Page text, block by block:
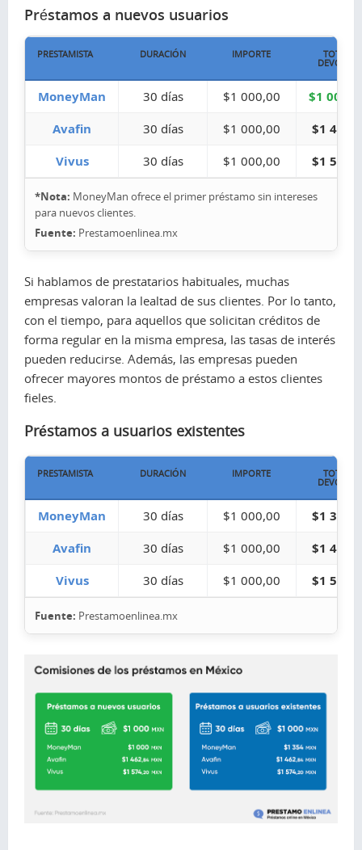
Préstamos a nuevos usuarios
PRESTAMISTA DURACIÓN IMPORTE TOTAL A
DEVOLVER
MoneyMan 30 días $1 000,00
$1
Avafin
30 días $1 000,00
$1
Vivus
30 días $1 000,00 $1
*Nota: MoneyMan ofrece el primer préstamo sin intereses
para nuevos clientes.
Fuente: Prestamoenlinea.mx
Si hablamos de prestatarios habituales, muchas
empresas valoran la lealtad de sus clientes. Por lo tanto,
con el tiempo, para aquellos que solicitan créditos de
forma regular en la misma empresa, las tasas de interés
pueden reducirse. Además, las empresas pueden
ofrecer mayores montos de préstamo a estos clientes
fieles.
Préstamos a usuarios existentes
PRESTAMISTA DURACIÓN IMPORTE TOTAL A
DEVOLVER
MoneyMan 30 días $1 000,00
$1
Avafin
30 días $1 000,00
$1
Vivus
30 días $1 000,00 $1
Fuente: Prestamoenlinea.mx